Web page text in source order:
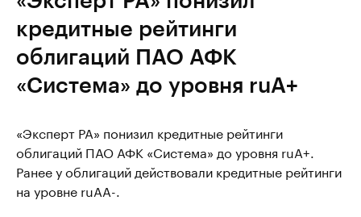
кредитные рейтинги
облигаций ПАО АФК
«Система» до уровня ruA+
«Эксперт РА» понизил кредитные рейтинги
облигаций ПАО АФК «Система» до уровня ruA+.
Ранее у облигаций действовали кредитные рейтинги
на уровне ruAA-.